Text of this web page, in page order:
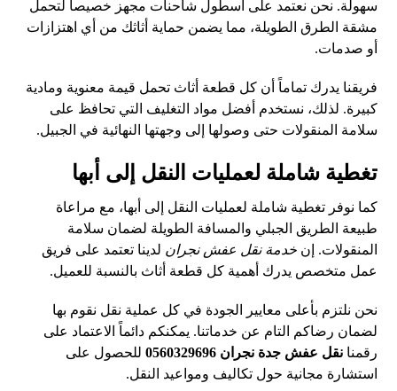
سهولة. نحن نعتمد على أسطول شاحنات مجهز خصيصاً لتحمل
مشقة الطرق الطويلة، مما يضمن حماية أثاثك من أي اهتزازات
أو صدمات.
فريقنا يدرك تماماً أن كل قطعة أثاث تحمل قيمة معنوية ومادية
كبيرة. لذلك، نستخدم أفضل مواد التغليف التي تحافظ على
سلامة المنقولات حتى وصولها إلى وجهتها النهائية في الجبيل.
تغطية شاملة لعمليات النقل إلى أبها
كما نوفر تغطية شاملة لعمليات النقل إلى أبها، مع مراعاة
طبيعة الطريق الجبلي والمسافة الطويلة لضمان سلامة
المنقولات. إنخدمة نقل عفش نجران لدينا تعتمد على فريق
عمل متخصص يدرك أهمية كل قطعة أثاث بالنسبة للعميل.
نحن نلتزم بأعلى معايير الجودة في كل عملية نقل نقوم بها
لضمان رضاكم التام عن خدماتنا. يمكنكم دائماً الاعتماد على
رقمنانقل عفش جدة نجران 0560329696
للحصول على
استشارة مجانية حول تكاليف ومواعيد النقل.